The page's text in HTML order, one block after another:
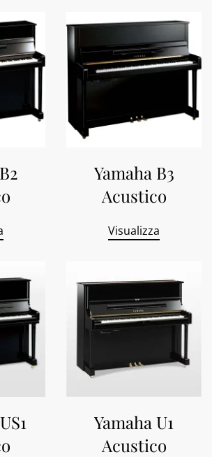
Yamaha B3
Acustico
Visualizza
Yamaha U1
Acustico